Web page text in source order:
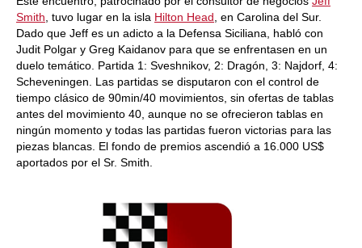
Smith , tuvo lugar en la isla Hilton Head , en Carolina del Sur.
Dado que Jeff es un adicto a la Defensa Siciliana, habló con
Judit Polgar y Greg Kaidanov para que se enfrentasen en un
duelo temático. Partida 1: Sveshnikov, 2: Dragón, 3: Najdorf, 4:
Scheveningen. Las partidas se disputaron con el control de
tiempo clásico de 90min/40 movimientos, sin ofertas de tablas
antes del movimiento 40, aunque no se ofrecieron tablas en
ningún momento y todas las partidas fueron victorias para las
piezas blancas. El fondo de premios ascendió a 16.000 US$
aportados por el Sr. Smith.